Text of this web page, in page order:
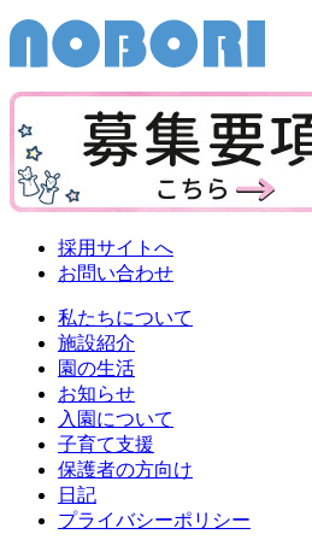
採用サイトへ
お問い合わせ
私たちについて
施設紹介
園の生活
お知らせ
入園について
子育て支援
保護者の方向け
日記
プライバシーポリシー